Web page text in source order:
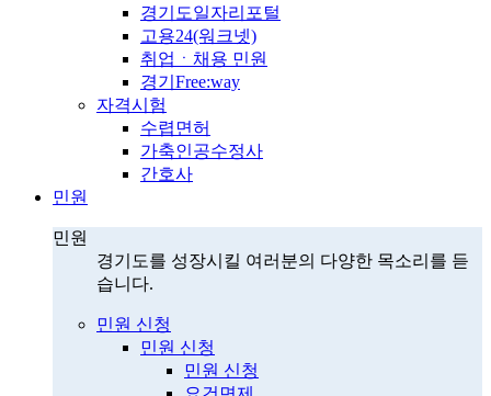
경기도일자리포털
고용24(워크넷)
취업ㆍ채용 민원
경기Free:way
자격시험
수렵면허
가축인공수정사
간호사
민원
민원
경기도를 성장시킬 여러분의 다양한 목소리를 듣
습니다.
민원 신청
민원 신청
민원 신청